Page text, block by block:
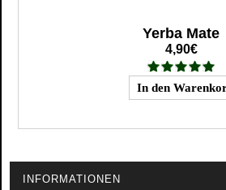
Yerba Mate
4,90€
INFORMATIONEN